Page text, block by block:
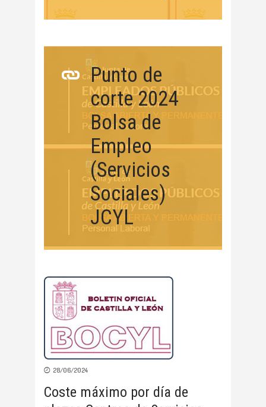
Punto de
corte 2024
Bolsa de
Empleo
(Servicios
Sociales)
JCYL
28/06/2024
Coste máximo por día de